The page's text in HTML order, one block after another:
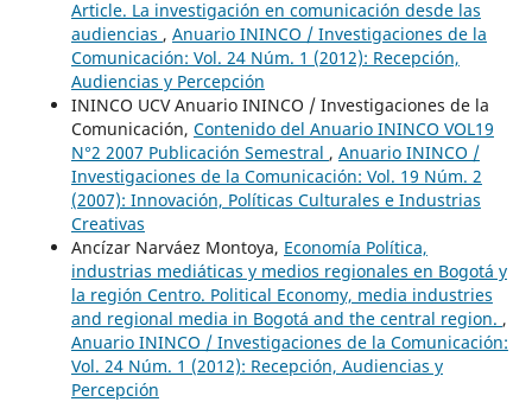
Article. La investigación en comunicación desde las
audiencias , Anuario ININCO / Investigaciones de la
Comunicación: Vol. 24 Núm. 1 (2012): Recepción,
Audiencias y Percepción
ININCO UCV Anuario ININCO / Investigaciones de la
Comunicación, Contenido del Anuario ININCO VOL19
N°2 2007 Publicación Semestral , Anuario ININCO /
Investigaciones de la Comunicación: Vol. 19 Núm. 2
(2007): Innovación, Políticas Culturales e Industrias
Creativas
Ancízar Narváez Montoya, Economía Política,
industrias mediáticas y medios regionales en Bogotá y
la región Centro. Political Economy, media industries
and regional media in Bogotá and the central region. ,
Anuario ININCO / Investigaciones de la Comunicación:
Vol. 24 Núm. 1 (2012): Recepción, Audiencias y
Percepción